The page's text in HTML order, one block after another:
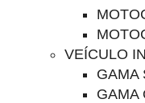
VEÍCULO
GAMA
GAMA